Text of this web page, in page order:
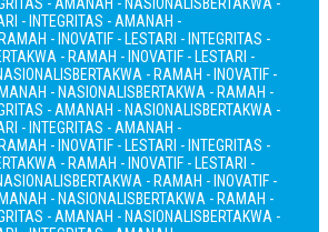
- INTEGRITAS - AMANAH -
- INOVATIF - LESTARI - INTEGRITAS -
- RAMAH - INOVATIF - LESTARI -
BERTAKWA - RAMAH - INOVATIF -
- NASIONALISBERTAKWA - RAMAH -
- AMANAH - NASIONALISBERTAKWA -
- INTEGRITAS - AMANAH -
- INOVATIF - LESTARI - INTEGRITAS -
- RAMAH - INOVATIF - LESTARI -
BERTAKWA - RAMAH - INOVATIF -
- NASIONALISBERTAKWA - RAMAH -
- AMANAH - NASIONALISBERTAKWA -